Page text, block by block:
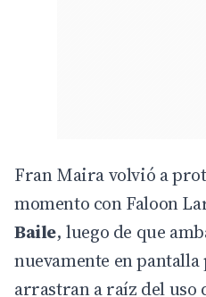
Fran Maira volvió a
momento con Faloon
Baile, luego de que
nuevamente en
arrastran a raíz del uso